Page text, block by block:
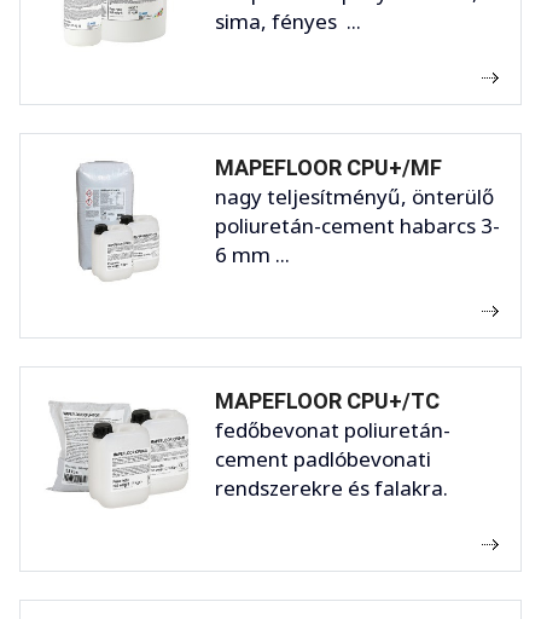
sima, fényes ...
MAPEFLOOR CPU+/MF
nagy teljesítményű, önterülő
poliuretán-cement habarcs 3-
6 mm ...
MAPEFLOOR CPU+/TC
fedőbevonat poliuretán-
cement padlóbevonati
rendszerekre és falakra.